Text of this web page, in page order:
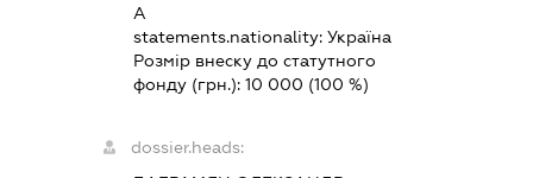
А
statements.nationality: Україна
Розмір внеску до статутного
фонду (грн.): 10 000 (100 %)
dossier.heads: